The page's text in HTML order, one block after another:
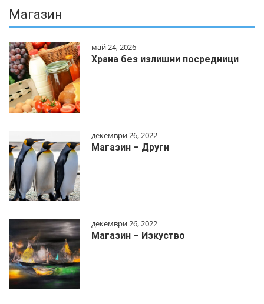
Магазин
май 24, 2026
Храна без излишни посредници
декември 26, 2022
Магазин – Други
декември 26, 2022
Магазин – Изкуство